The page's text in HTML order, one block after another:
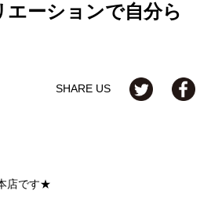
ーションで自分ら
SHARE US
店です★